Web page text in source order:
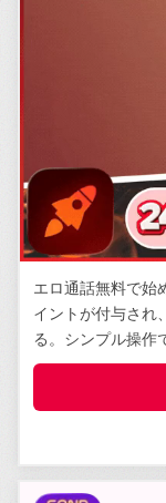
エロ通話無料で始
イントが付与され
る。シンプル操作